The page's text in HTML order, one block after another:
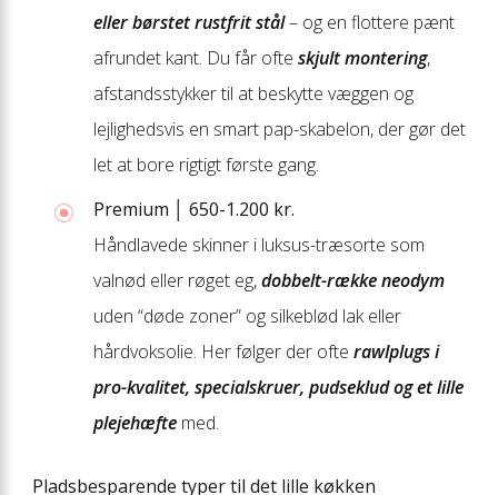
eller børstet rustfrit stål– og en flottere pænt
afrundet kant. Du får ofte skjult montering,
afstandsstykker til at beskytte væggen og
lejlighedsvis en smart pap-skabelon, der gør det
let at bore rigtigt første gang.
Premium │ 650-1.200 kr.
Håndlavede skinner i luksus-træsorte som
valnød eller røget eg,dobbelt-række neodym
uden “døde zoner” og silkeblød lak eller
hårdvoksolie. Her følger der ofte rawlplugs i
pro-kvalitet, specialskruer, pudseklud og et lille
plejehæfte med.
Pladsbesparende typer til det lille køkken